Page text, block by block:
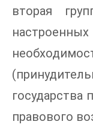
вторая
государства
правового